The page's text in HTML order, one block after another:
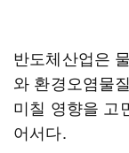
반도체산업은
와 환경오염물
미칠 영향을 고
어서다.